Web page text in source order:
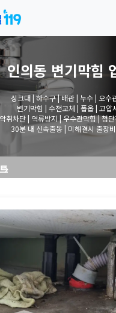
인의동 변기막힘
싱크대 | 하수구 | 배관 | 누수 | 오수
변기막힘 | 수전교체 | 폽옵 | 고압
악취차단 | 역류방지 | 우수관막힘 | 첨
30분 내 신속출동 | 미해결시 출장